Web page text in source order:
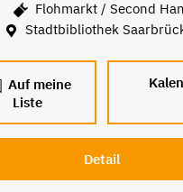
Flohmarkt / Second
Stadtbibliothek
Auf meine
Liste
Detail